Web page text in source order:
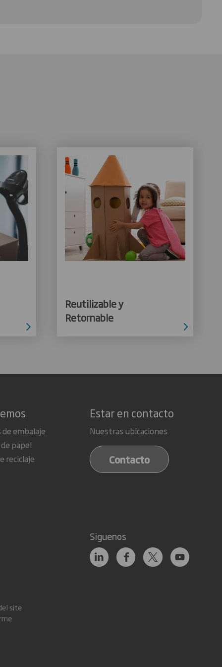
Reutilizable y
Retornable
embalaje
papel
reciclaje
Estar en contacto
Nuestras ubicaciones
Contacto
Siguenos
site